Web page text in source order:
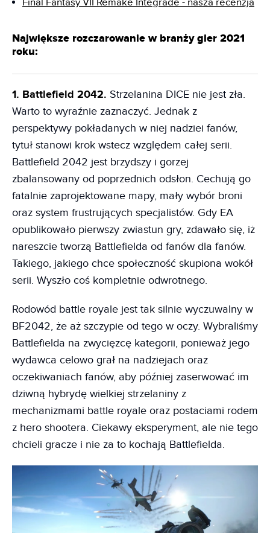
Największe rozczarowanie w branży gier 2021
roku:
1. Battlefield 2042. Strzelanina DICE nie jest zła.
Warto to wyraźnie zaznaczyć. Jednak z
perspektywy pokładanych w niej nadziei fanów,
tytuł stanowi krok wstecz względem całej serii.
Battlefield 2042 jest brzydszy i gorzej
zbalansowany od poprzednich odsłon. Cechują go
fatalnie zaprojektowane mapy, mały wybór broni
oraz system frustrujących specjalistów. Gdy EA
opublikowało pierwszy zwiastun gry, zdawało się, iż
nareszcie tworzą Battlefielda od fanów dla fanów.
Takiego, jakiego chce społeczność skupiona wokół
serii. Wyszło coś kompletnie odwrotnego.
Rodowód battle royale jest tak silnie wyczuwalny w
BF2042, że aż szczypie od tego w oczy. Wybraliśmy
Battlefielda na zwycięzcę kategorii, ponieważ jego
wydawca celowo grał na nadziejach oraz
oczekiwaniach fanów, aby później zaserwować im
dziwną hybrydę wielkiej strzelaniny z
mechanizmami battle royale oraz postaciami rodem
z hero shootera. Ciekawy eksperyment, ale nie tego
chcieli gracze i nie za to kochają Battlefielda.